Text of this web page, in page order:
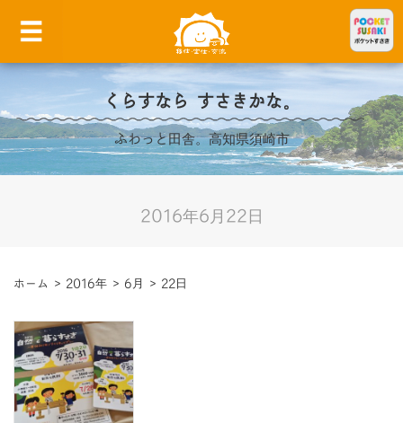
くらすなら すさきかな。
ふわっと田舎。高知県須崎市
2016年6月22日
ホーム > 2016年 > 6月 > 22日